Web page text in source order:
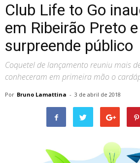
Club Life to Go
em Ribeirão Preto e
surpreende público
Coquetel de lançamento reuniu mais
conheceram em primeira mão o
Por Bruno Lamattina - 3 de abril de 2018